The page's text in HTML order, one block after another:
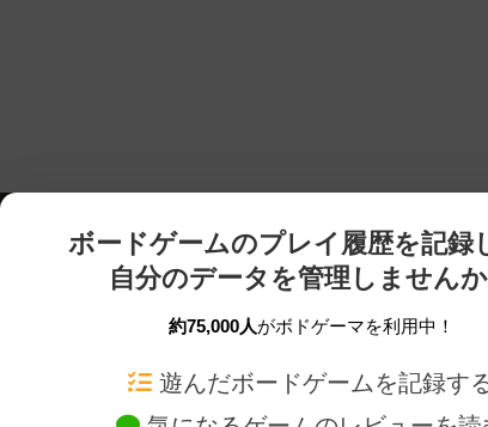
ボードゲームのプレイ履歴を記録
自分のデータを管理しませんか
約75,000人がボドゲーマを利用中！
遊んだボードゲームを記録す